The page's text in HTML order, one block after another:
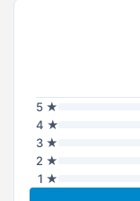
5 ★
4 ★
3 ★
2 ★
1 ★